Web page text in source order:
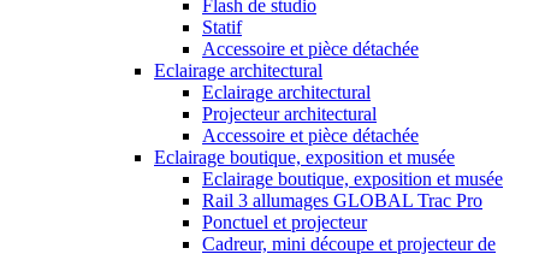
Flash de studio
Statif
Accessoire et pièce détachée
Eclairage architectural
Eclairage architectural
Projecteur architectural
Accessoire et pièce détachée
Eclairage boutique, exposition et musée
Eclairage boutique, exposition et musée
Rail 3 allumages GLOBAL Trac Pro
Ponctuel et projecteur
Cadreur, mini découpe et projecteur de